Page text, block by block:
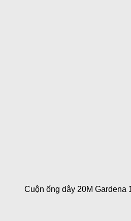
Cuộn ống dây 20M Gardena